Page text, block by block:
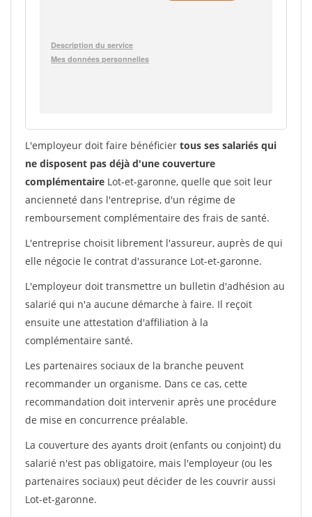
L'employeur doit faire bénéficier tous ses salariés qui
ne disposent pas déjà d'une couverture
complémentaire Lot-et-garonne, quelle que soit leur
ancienneté dans l'entreprise, d'un régime de
remboursement complémentaire des frais de santé.
L'entreprise choisit librement l'assureur, auprès de qui
elle négocie le contrat d'assurance Lot-et-garonne.
L'employeur doit transmettre un bulletin d'adhésion au
salarié qui n'a aucune démarche à faire. Il reçoit
ensuite une attestation d'affiliation à la
complémentaire santé.
Les partenaires sociaux de la branche peuvent
recommander un organisme. Dans ce cas, cette
recommandation doit intervenir après une procédure
de mise en concurrence préalable.
La couverture des ayants droit (enfants ou conjoint) du
salarié n'est pas obligatoire, mais l'employeur (ou les
partenaires sociaux) peut décider de les couvrir aussi
Lot-et-garonne.